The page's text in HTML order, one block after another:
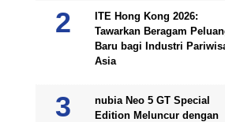
ITE Hong Kong 2026:
Tawarkan Beragam
Baru bagi Industri
Asia
nubia Neo 5 GT Special
Edition Meluncur dengan